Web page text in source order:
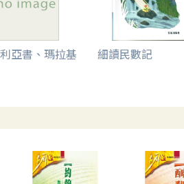
亞書、瑪拉基 細讀民數記